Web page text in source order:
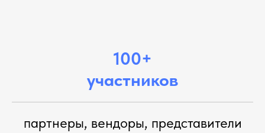
100+
участников
партнеры, вендоры, представители